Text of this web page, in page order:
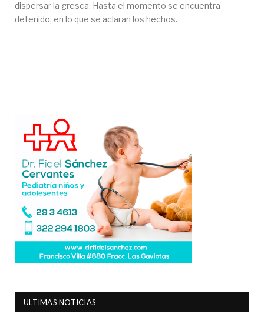
dispersar la gresca. Hasta el momento se encuentra
detenido, en lo que se aclaran los hechos.
ULTIMAS NOTICIAS